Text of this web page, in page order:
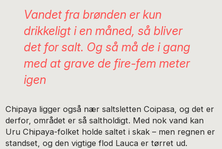
Vandet fra brønden er kun
drikkeligt i en måned, så bliver
det for salt. Og så må de i gang
med at grave de fire-fem meter
igen
Chipaya ligger også nær saltsletten Coipasa, og det er
derfor, området er så saltholdigt. Med nok vand kan
Uru Chipaya-folket holde saltet i skak – men regnen er
standset, og den vigtige flod Lauca er tørret ud.